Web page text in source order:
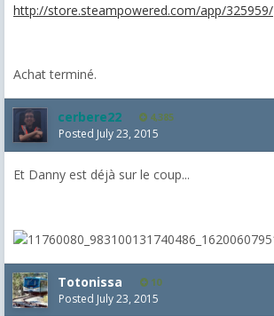
http://store.steampowered.com/app/325959/
Achat terminé.
cerbere22 4,385
Posted July 23, 2015
Et Danny est déjà sur le coup...
Totonissa 10
Posted July 23, 2015